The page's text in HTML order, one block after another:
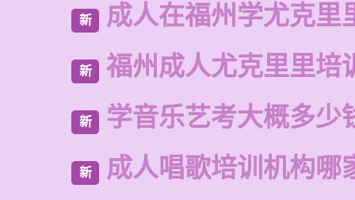
新 成人在福州学尤克里
新 福州成人尤克里里培
新 学音乐艺考大概多少
新 成人唱歌培训机构哪